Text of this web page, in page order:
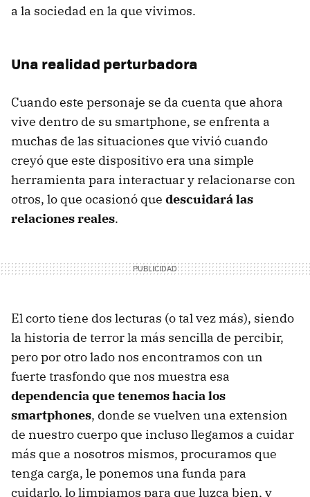
a la sociedad en la que vivimos.
Una realidad perturbadora
Cuando este personaje se da cuenta que ahora
vive dentro de su smartphone, se enfrenta a
muchas de las situaciones que vivió cuando
creyó que este dispositivo era una simple
herramienta para interactuar y relacionarse con
otros, lo que ocasionó que descuidará las
relaciones reales.
El corto tiene dos lecturas (o tal vez más), siendo
la historia de terror la más sencilla de percibir,
pero por otro lado nos encontramos con un
fuerte trasfondo que nos muestra esa
dependencia que tenemos hacia los
smartphones, donde se vuelven una extension
de nuestro cuerpo que incluso llegamos a cuidar
más que a nosotros mismos, procuramos que
tenga carga, le ponemos una funda para
cuidarlo, lo limpiamos para que luzca bien, y